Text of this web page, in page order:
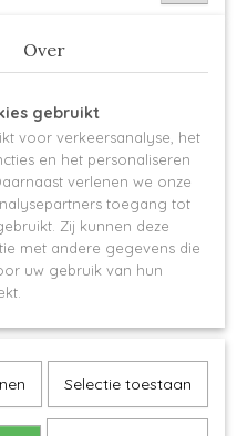
Monkey
Over
gebruikt
voor verkeersanalyse, het
en het personaliseren
verlenen we onze
toegang tot
Zij kunnen deze
met andere gegevens die
uw gebruik van hun
Selectie toestaan